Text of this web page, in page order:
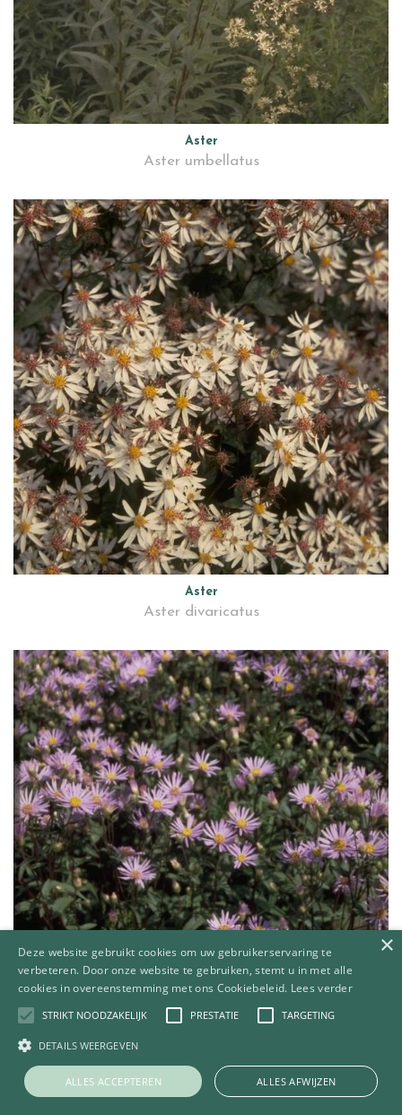
Aster
Aster umbellatus
Aster
Aster divaricatus
Aster radula
×
Deze website gebruikt cookies om uw gebruikerservaring te
verbeteren. Door onze website te gebruiken, stemt u in met alle
cookies in overeenstemming met ons Cookiebeleid. Lees verder
STRIKT NOODZAKELIJK PRESTATIE TARGETING
DETAILS WEERGEVEN
ALLES ACCEPTEREN ALLES AFWIJZEN